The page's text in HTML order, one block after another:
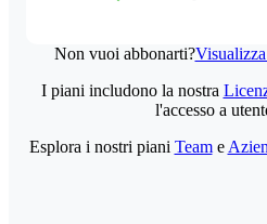
Non vuoi abbonarti?
I piani includono la nostra
l'accesso a
Esplora i nostri piani Teame